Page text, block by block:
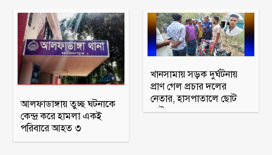
আলফাডাঙ্গায় তুচ্ছ ঘটনাকে
কেন্দ্র করে হামলা একই
পরিবারে আহত ৩
খানসামায় সড়ক দুর্ঘটনায়
প্রাণ গেল প্রচার দলের
নেতার, হাসপাতালে ছোট
ভাই